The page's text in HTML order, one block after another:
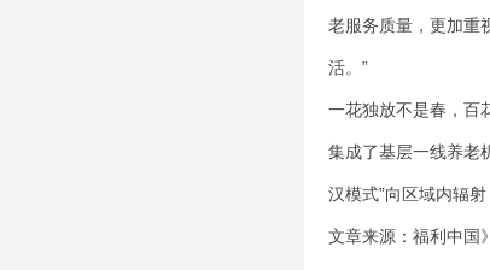
老服务质量，更加重
活。”
一花独放不是春，百
集成了基层一线养老
汉模式”向区域内辐
文章来源：福利中国